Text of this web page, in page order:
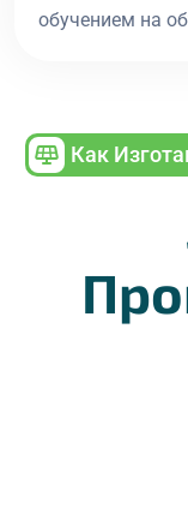
обучением на
Как